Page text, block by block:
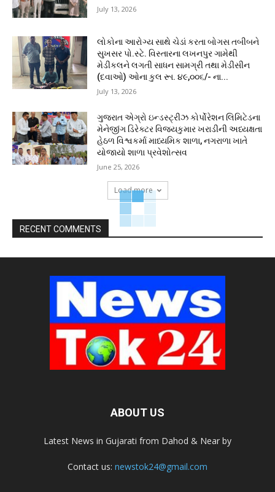
July 13, 2026
લોકોના આરોગ્ય સાથે ચેડાં કરતા બોગસ તબીબને
સુખસર પો.સ્ટે. વિસ્તારના લખનપુર ગામેથી
મેડીકલને લગતી સાધન સામગ્રી તથા મેડીસીન
(દવાઓ) ઓના કુલ રૂા. ૪૯,૦૦૬/- ના...
July 13, 2026
ગુજરાત એગ્રો ઇન્ડસ્ટ્રીઝ કોર્પોરેશન લિમિટેડના
મેનેજીંગ ડિરેક્ટર વિજયકુમાર ખરાડીની અધ્યક્ષતા
હેઠળ વિશ્વકર્મા માધ્યમિક શાળા, નગરાળા ખાતે
યોજાયો શાળા પ્રવેશોત્સવ
June 25, 2026
Load more
RECENT COMMENTS
ABOUT US
Latest News in Gujarati from Dahod & Near by
Contact us: newstok24@gmail.com